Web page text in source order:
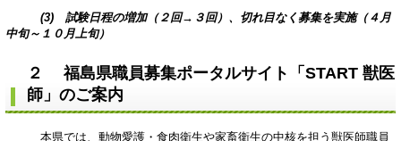
(3) 試験日程の増加（２回→３回）、切れ目なく募集を実施（４月
中旬～１０月上旬）
２ 福島県職員募集ポータルサイト「START 獣医
師」のご案内
本県では、動物愛護・食肉衛生や家畜衛生の中核を担う獣医師職員